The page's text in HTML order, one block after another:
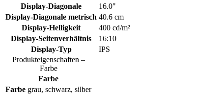
Display-Diagonale
16.0"
Display-Diagonale metrisch 40.6 cm
Display-Helligkeit
400 cd/m²
Display-Seitenverhältnis
16:10
Display-Typ
IPS
Produkteigenschaften –
Farbe
Farbe
Farbe grau, schwarz, silber